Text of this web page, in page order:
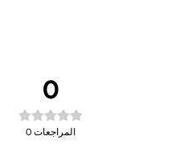
0
0 المراجعات